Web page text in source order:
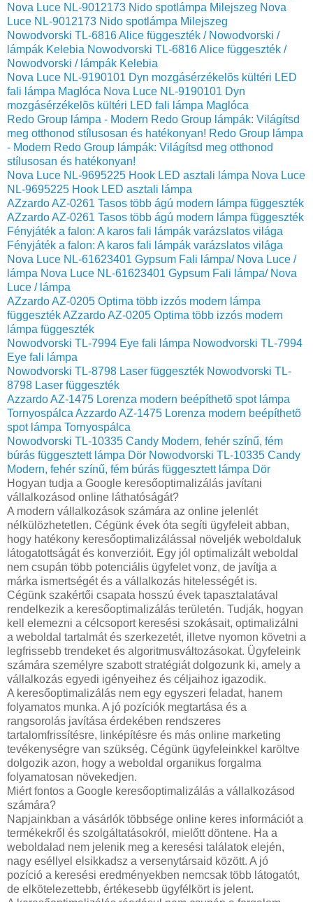
Nova Luce NL-9012173 Nido spotlámpa Milejszeg Nova
Luce NL-9012173 Nido spotlámpa Milejszeg
Nowodvorski TL-6816 Alice függeszték / Nowodvorski /
lámpák Kelebia Nowodvorski TL-6816 Alice függeszték /
Nowodvorski / lámpák Kelebia
Nova Luce NL-9190101 Dyn mozgásérzékelõs kültéri LED
fali lámpa Maglóca Nova Luce NL-9190101 Dyn
mozgásérzékelõs kültéri LED fali lámpa Maglóca
Redo Group lámpa - Modern Redo Group lámpák: Világítsd
meg otthonod stílusosan és hatékonyan! Redo Group lámpa
- Modern Redo Group lámpák: Világítsd meg otthonod
stílusosan és hatékonyan!
Nova Luce NL-9695225 Hook LED asztali lámpa Nova Luce
NL-9695225 Hook LED asztali lámpa
AZzardo AZ-0261 Tasos több ágú modern lámpa függeszték
AZzardo AZ-0261 Tasos több ágú modern lámpa függeszték
Fényjáték a falon: A karos fali lámpák varázslatos világa
Fényjáték a falon: A karos fali lámpák varázslatos világa
Nova Luce NL-61623401 Gypsum Fali lámpa/ Nova Luce /
lámpa Nova Luce NL-61623401 Gypsum Fali lámpa/ Nova
Luce / lámpa
AZzardo AZ-0205 Optima több izzós modern lámpa
függesztékAZzardo AZ-0205 Optima több izzós modern
lámpa függeszték
Nowodvorski TL-7994 Eye fali lámpa Nowodvorski TL-7994
Eye fali lámpa
Nowodvorski TL-8798 Laser függeszték Nowodvorski TL-
8798 Laser függeszték
Azzardo AZ-1475 Lorenza modern beépíthetõ spot lámpa
Tornyospálca Azzardo AZ-1475 Lorenza modern beépíthetõ
spot lámpa Tornyospálca
Nowodvorski TL-10335 Candy Modern, fehér színű, fém
búrás függesztett lámpa Dör Nowodvorski TL-10335 Candy
Modern, fehér színű, fém búrás függesztett lámpa Dör
Hogyan tudja a Google keresőoptimalizálás javítani
vállalkozásod online láthatóságát?
A modern vállalkozások számára az online jelenlét
nélkülözhetetlen. Cégünk évek óta segíti ügyfeleit abban,
hogy hatékony keresőoptimalizálással növeljék weboldaluk
látogatottságát és konverzióit. Egy jól optimalizált weboldal
nem csupán több potenciális ügyfelet vonz, de javítja a
márka ismertségét és a vállalkozás hitelességét is.
Cégünk szakértői csapata hosszú évek tapasztalatával
rendelkezik a keresőoptimalizálás területén. Tudják, hogyan
kell elemezni a célcsoport keresési szokásait, optimalizálni
a weboldal tartalmát és szerkezetét, illetve nyomon követni a
legfrissebb trendeket és algoritmusváltozásokat. Ügyfeleink
számára személyre szabott stratégiát dolgozunk ki, amely a
vállalkozás egyedi igényeihez és céljaihoz igazodik.
A keresőoptimalizálás nem egy egyszeri feladat, hanem
folyamatos munka. A jó pozíciók megtartása és a
rangsorolás javítása érdekében rendszeres
tartalomfrissítésre, linképítésre és más online marketing
tevékenységre van szükség. Cégünk ügyfeleinkkel karöltve
dolgozik azon, hogy a weboldal organikus forgalma
folyamatosan növekedjen.
Miért fontos a Google keresőoptimalizálás a vállalkozásod
számára?
Napjainkban a vásárlók többsége online keres információt a
termékekről és szolgáltatásokról, mielőtt döntene. Ha a
weboldalad nem jelenik meg a keresési találatok elején,
nagy eséllyel elsikkadsz a versenytársaid között. A jó
pozíció a keresési eredményekben nemcsak több látogatót,
de elkötelezettebb, értékesebb ügyfélkört is jelent.